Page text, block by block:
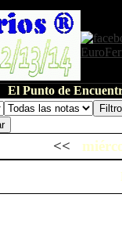
El Punto de
<<